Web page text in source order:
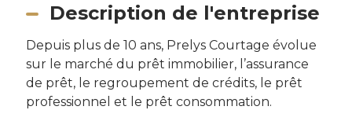
Description de l'entreprise
Depuis plus de 10 ans, Prelys Courtage évolue
sur le marché du prêt immobilier, l’assurance
de prêt, le regroupement de crédits, le prêt
professionnel et le prêt consommation.